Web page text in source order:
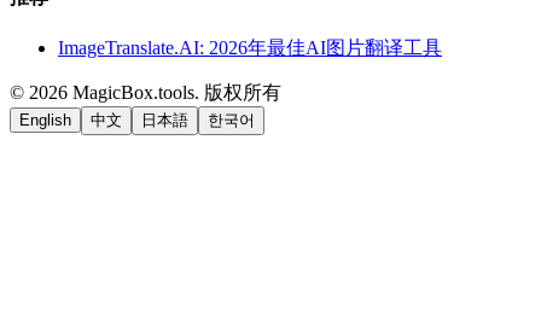
ImageTranslate.AI: 2026年最佳AI图片翻译工具
© 2026 MagicBox.tools. 版权所有
English 中文 日本語 한국어